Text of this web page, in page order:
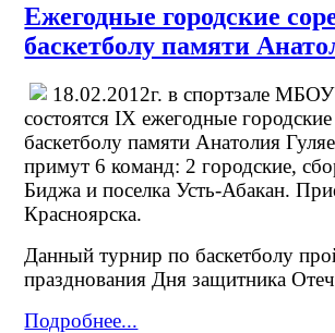
Ежегодные городские
баскетболу памяти
18.02.2012г. в спортзале
состоятся IX ежегодные
баскетболу памяти Анатолия
примут 6 команд: 2 городские,
Биджа и поселка Усть-Абакан.
Красноярска.
Данный турнир по баскетболу
празднования Дня защитника
Подробнее...